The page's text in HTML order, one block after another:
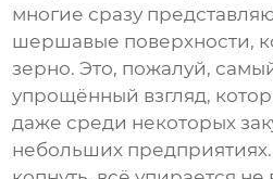
многие сразу
шершавые поверхности,
зерно. Это, пожалуй,
упрощённый взгляд,
даже среди некоторых
небольших